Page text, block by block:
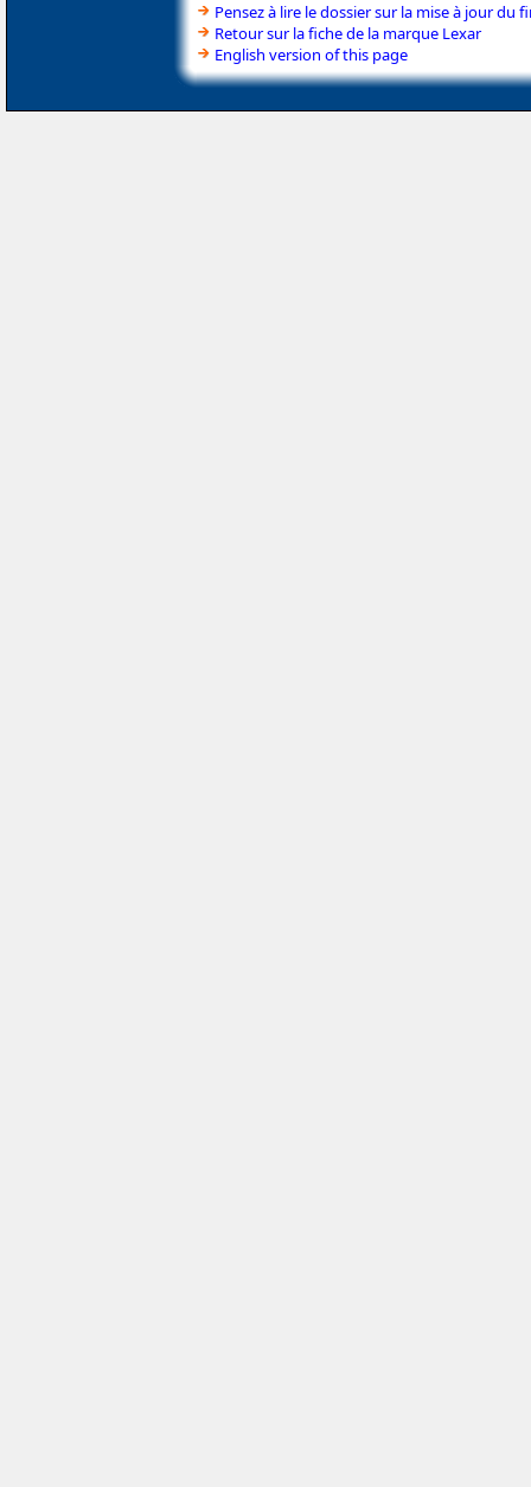
Pensez à lire le dossier sur la mise à jour du
Retour sur la fiche de la marque Lexar
English version of this page